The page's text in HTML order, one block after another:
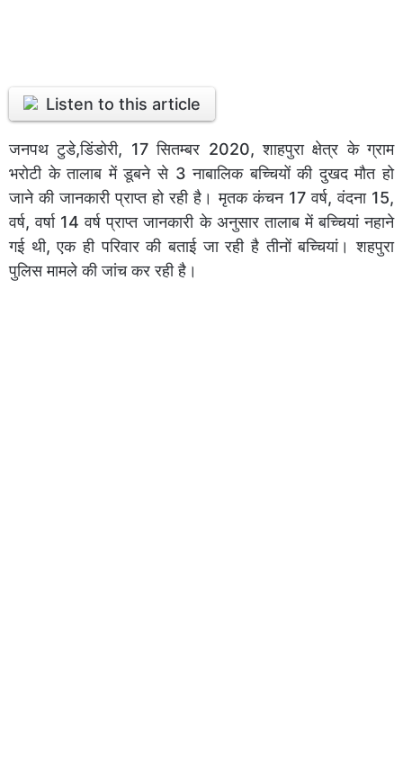
Listen to this article
जनपथ टुडे,डिंडोरी, 17 सितम्बर 2020, शाहपुरा क्षेत्र के ग्राम
भरोटी के तालाब में डूबने से 3 नाबालिक बच्चियों की दुखद मौत हो
जाने की जानकारी प्राप्त हो रही है। मृतक कंचन 17 वर्ष, वंदना 15,
वर्ष, वर्षा 14 वर्ष प्राप्त जानकारी के अनुसार तालाब में बच्चियां नहाने
गई थी, एक ही परिवार की बताई जा रही है तीनों बच्चियां। शहपुरा
पुलिस मामले की जांच कर रही है।